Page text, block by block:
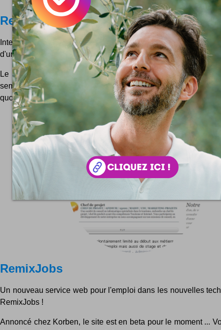
RemixJobs : Korben dit tout !
Interview du blogueur Korben qui a lancé il y a une poignée
d'un futur site de jobs numériques : RemixJobs !
Le 8 février dernier Korben annonçait l'arrivée de
semaines à venir. J'ai voulu en savoir un peu plus, donc
quoi l'historique de Remixjobs.com en 140 caractère...
RemixJobs
Un nouveau service web pour l'emploi dans les nouvelles
RemixJobs !
Annoncé chez Korben, le site est en beta pour le moment ...